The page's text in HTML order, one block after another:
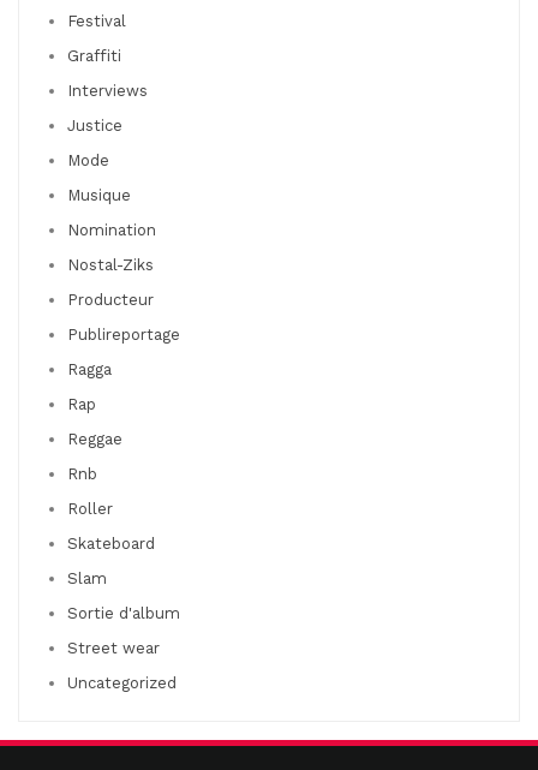
Festival
Graffiti
Interviews
Justice
Mode
Musique
Nomination
Nostal-Ziks
Producteur
Publireportage
Ragga
Rap
Reggae
Rnb
Roller
Skateboard
Slam
Sortie d'album
Street wear
Uncategorized